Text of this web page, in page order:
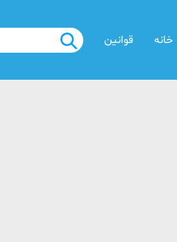
قوانین خانه